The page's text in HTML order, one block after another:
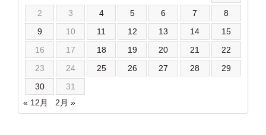
2
3 4 5 6 7
8
9
10 11 12 13 14
15
16
17 18 19 20 21
22
23
24 25 26 27 28
29
30
31
« 12月
2月 »